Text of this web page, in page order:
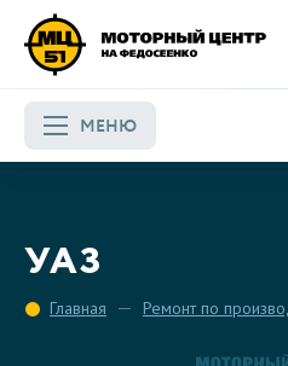
МЕНЮ
УАЗ
Главная Ремонт по